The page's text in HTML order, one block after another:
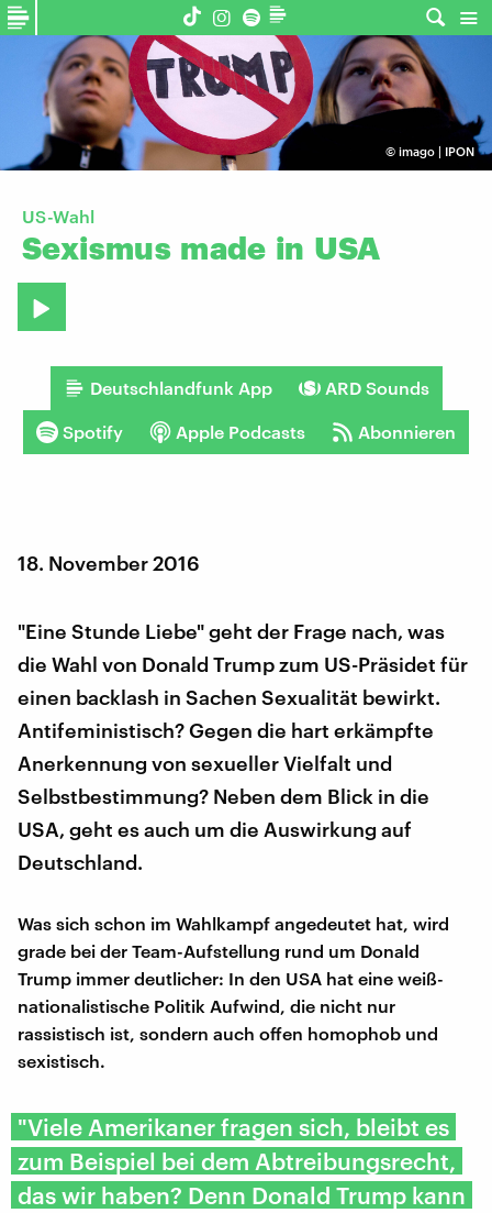
© imago | IPON
US-Wahl
Sexismus made in USA
Deutschlandfunk App ARD Sounds
Spotify Apple Podcasts Abonnieren
18. November 2016
"Eine Stunde Liebe" geht der Frage nach, was
die Wahl von Donald Trump zum US-Präsidet für
einen backlash in Sachen Sexualität bewirkt.
Antifeministisch? Gegen die hart erkämpfte
Anerkennung von sexueller Vielfalt und
Selbstbestimmung? Neben dem Blick in die
USA, geht es auch um die Auswirkung auf
Deutschland.
Was sich schon im Wahlkampf angedeutet hat, wird
grade bei der Team-Aufstellung rund um Donald
Trump immer deutlicher: In den USA hat eine weiß-
nationalistische Politik Aufwind, die nicht nur
rassistisch ist, sondern auch offen homophob und
sexistisch.
"Viele Amerikaner fragen sich, bleibt es
zum Beispiel bei dem Abtreibungsrecht,
das wir haben? Denn Donald Trump kann